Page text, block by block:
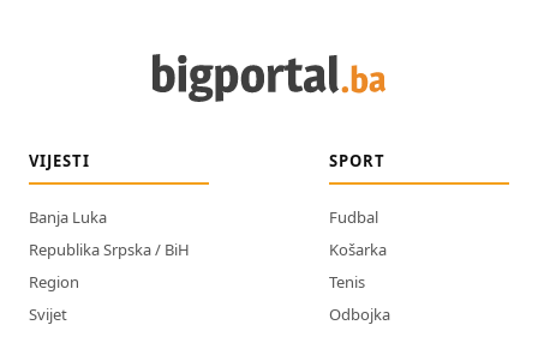
VIJESTI
Banja Luka
Republika Srpska / BiH
Region
Svijet
SPORT
Fudbal
Košarka
Tenis
Odbojka